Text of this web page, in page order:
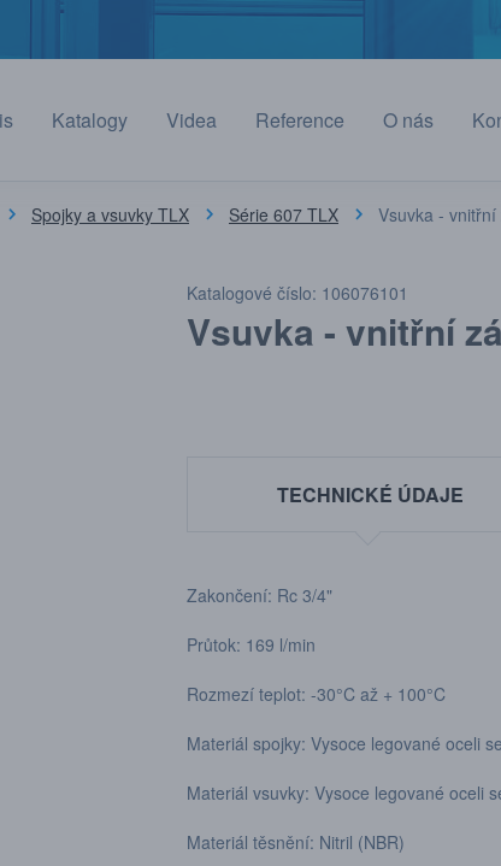
Katalogy Videa Reference O nás
Spojky a vsuvky TLX Série 607 TLX Vsuvka -
Katalogové číslo: 106076101
Vsuvka - vnitřní
TECHNICKÉ ÚDAJE
Zakončení: Rc 3/4"
Průtok: 169 l/min
Rozmezí teplot: -30°C až + 100°C
Materiál spojky: Vysoce legované oceli
Materiál vsuvky: Vysoce legované oceli
Materiál těsnění: Nitril (NBR)